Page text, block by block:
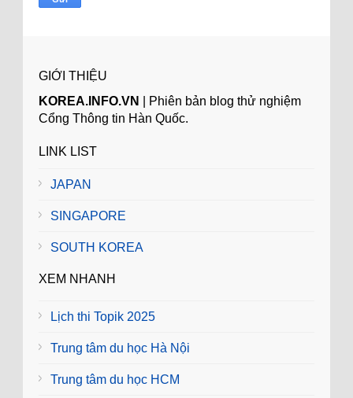
GIỚI THIỆU
KOREA.INFO.VN
| Phiên bản blog thử nghiệm
Cổng Thông tin Hàn Quốc.
LINK LIST
JAPAN
SINGAPORE
SOUTH KOREA
XEM NHANH
Lịch thi Topik 2025
Trung tâm du học Hà Nội
Trung tâm du học HCM